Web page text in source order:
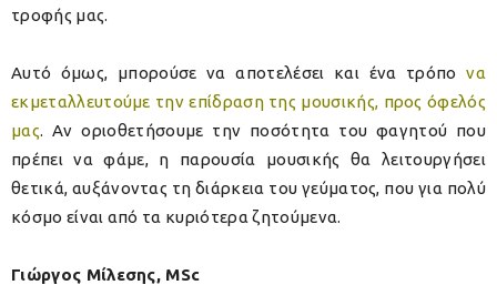
τροφής μας.
Αυτό όμως, μπορούσε να αποτελέσει και ένα τρόπονα
εκμεταλλευτούμε την επίδραση της μουσικής, προς όφελός
μας. Αν οριοθετήσουμε την ποσότητα του φαγητού που
πρέπει να φάμε, η παρουσία μουσικής θα λειτουργήσει
θετικά, αυξάνοντας τη διάρκεια του γεύματος, που για πολύ
κόσμο είναι από τα κυριότερα ζητούμενα.
Γιώργος Μίλεσης, MSc